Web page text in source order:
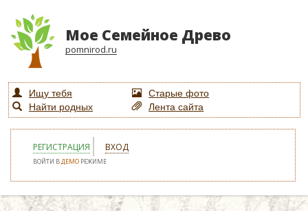
Мое Семейное Древо
pomnirod.ru
Ищу тебя
Старые фото
Найти родных
Лента сайта
РЕГИСТРАЦИЯ ВХОД
ВОЙТИ ВДЕМО РЕЖИМЕ